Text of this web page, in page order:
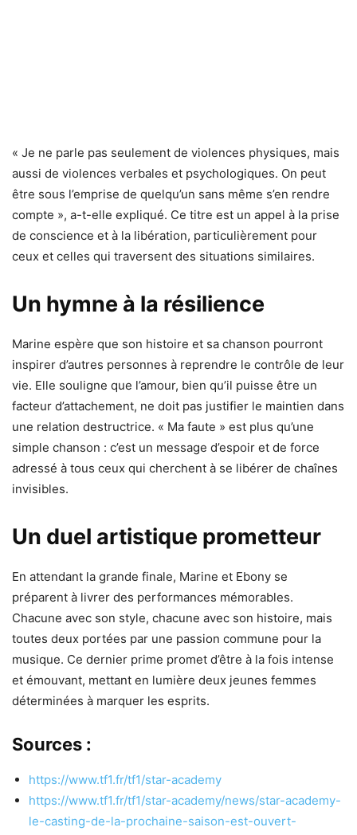
« Je ne parle pas seulement de violences physiques, mais
aussi de violences verbales et psychologiques. On peut
être sous l’emprise de quelqu’un sans même s’en rendre
compte », a-t-elle expliqué. Ce titre est un appel à la prise
de conscience et à la libération, particulièrement pour
ceux et celles qui traversent des situations similaires.
Un hymne à la résilience
Marine espère que son histoire et sa chanson pourront
inspirer d’autres personnes à reprendre le contrôle de leur
vie. Elle souligne que l’amour, bien qu’il puisse être un
facteur d’attachement, ne doit pas justifier le maintien dans
une relation destructrice. « Ma faute » est plus qu’une
simple chanson : c’est un message d’espoir et de force
adressé à tous ceux qui cherchent à se libérer de chaînes
invisibles.
Un duel artistique prometteur
En attendant la grande finale, Marine et Ebony se
préparent à livrer des performances mémorables.
Chacune avec son style, chacune avec son histoire, mais
toutes deux portées par une passion commune pour la
musique. Ce dernier prime promet d’être à la fois intense
et émouvant, mettant en lumière deux jeunes femmes
déterminées à marquer les esprits.
Sources :
https://www.tf1.fr/tf1/star-academy
https://www.tf1.fr/tf1/star-academy/news/star-academy-
le-casting-de-la-prochaine-saison-est-ouvert-